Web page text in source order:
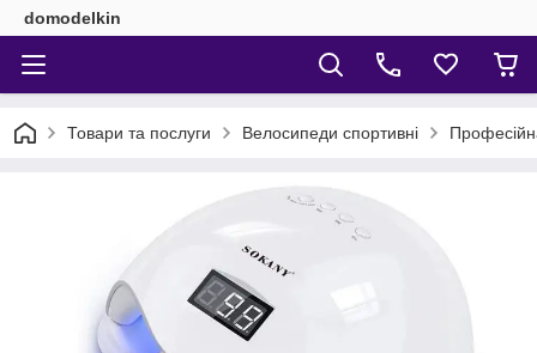
domodelkin
Товари та послуги Велосипеди спортивні